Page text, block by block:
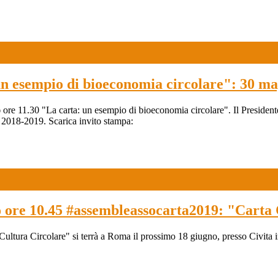
esempio di bioeconomia circolare": 30
11.30 "La carta: un esempio di bioeconomia circolare". Il
2019. Scarica invito stampa:
ore 10.45 #assembleassocarta2019:
Circolare" si terrà a Roma il prossimo 18 giugno, presso Civita